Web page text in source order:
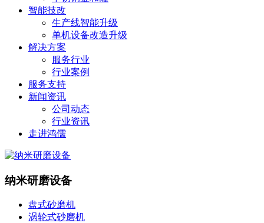
智能技改
生产线智能升级
单机设备改造升级
解决方案
服务行业
行业案例
服务支持
新闻资讯
公司动态
行业资讯
走进鸿儒
纳米研磨设备
盘式砂磨机
涡轮式砂磨机